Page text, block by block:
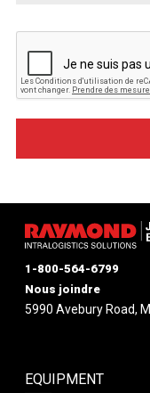
EQUIPMENT
1-800-564-6799
Nous joindre
5990 Avebury Road,